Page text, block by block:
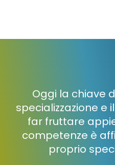
Oggi la chiave
specializzazione e
far fruttare
competenze è
proprio